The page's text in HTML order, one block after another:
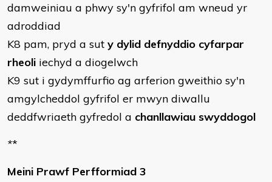
damweiniau a phwy sy'n gyfrifol am wneud yr
adroddiad
K8 pam, pryd a sut y dylid defnyddio cyfarpar
rheoli iechyd a diogelwch
K9 sut i gydymffurfio ag arferion gweithio sy'n
amgylcheddol gyfrifol er mwyn diwallu
deddfwriaeth gyfredol a chanllawiau swyddogol
**
Meini Prawf Perfformiad 3